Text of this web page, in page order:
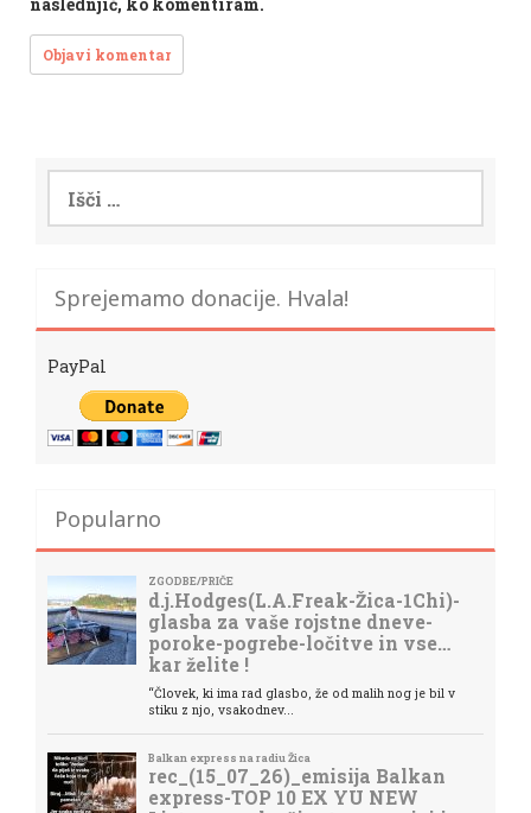
naslednjič, ko komentiram.
Sprejemamo donacije. Hvala!
PayPal
Popularno